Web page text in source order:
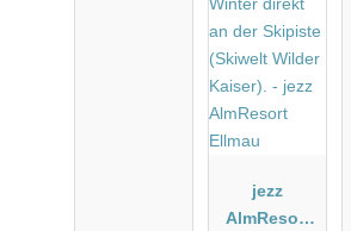
jezz
AlmResort